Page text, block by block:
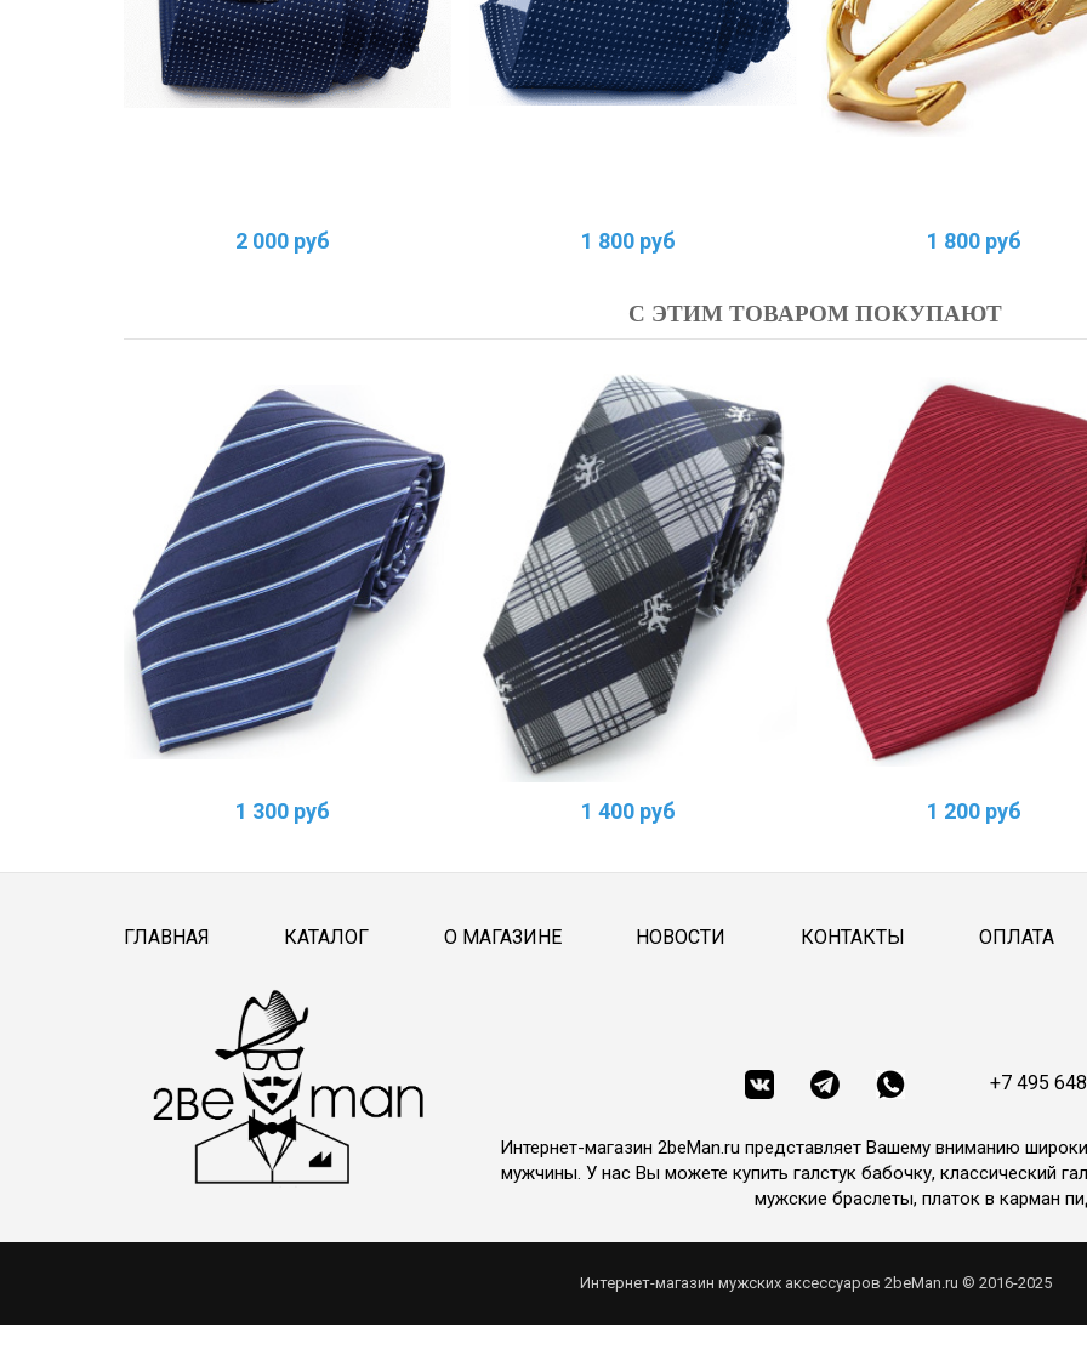
2 000 руб 1 800 руб 1 800 руб
С ЭТИМ ТОВАРОМ ПОКУПАЮТ
1 300 руб 1 400 руб 1 200 руб
ГЛАВНАЯ КАТАЛОГ О МАГАЗИНЕ НОВОСТИ КОНТАКТЫ ОПЛАТА
+7 495
Интернет-магазин 2beMan.ru представляет Вашему вниманию
мужчины. У нас Вы можете купить галстук бабочку, классический
мужские браслеты, платок в карман
Интернет-магазин мужских аксессуаров 2beMan.ru © 2016-2025